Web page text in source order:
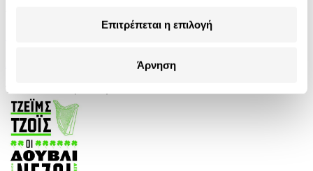
Επιτρέπεται η επιλογή
Άρνηση
10.90€